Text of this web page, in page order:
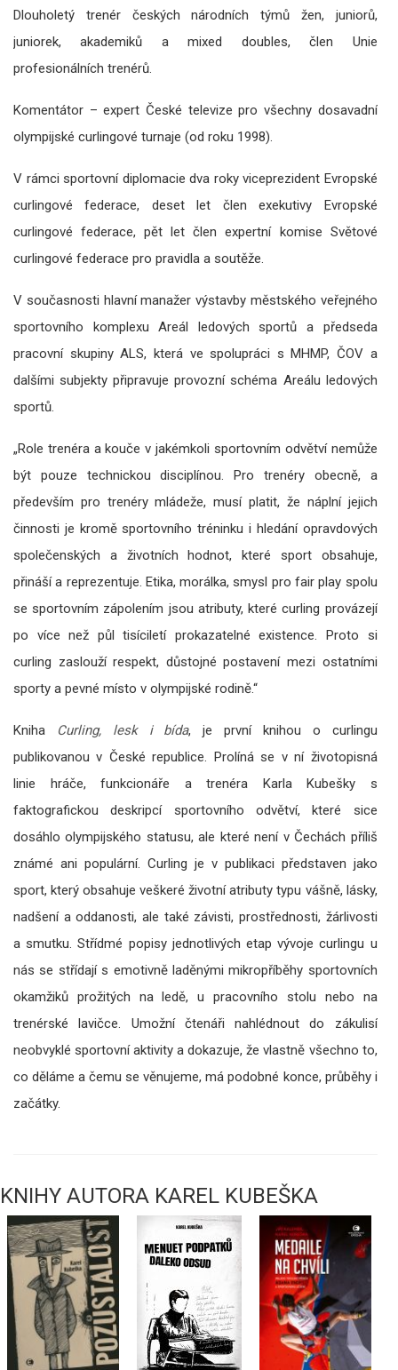
Dlouholetý trenér českých národních týmů žen, juniorů,
juniorek, akademiků a mixed doubles, člen Unie
profesionálních trenérů.
Komentátor – expert České televize pro všechny dosavadní
olympijské curlingové turnaje (od roku 1998).
V rámci sportovní diplomacie dva roky viceprezident Evropské
curlingové federace, deset let člen exekutivy Evropské
curlingové federace, pět let člen expertní komise Světové
curlingové federace pro pravidla a soutěže.
V současnosti hlavní manažer výstavby městského veřejného
sportovního komplexu Areál ledových sportů a předseda
pracovní skupiny ALS, která ve spolupráci s MHMP, ČOV a
dalšími subjekty připravuje provozní schéma Areálu ledových
sportů.
„Role trenéra a kouče v jakémkoli sportovním odvětví nemůže
být pouze technickou disciplínou. Pro trenéry obecně, a
především pro trenéry mládeže, musí platit, že náplní jejich
činnosti je kromě sportovního tréninku i hledání opravdových
společenských a životních hodnot, které sport obsahuje,
přináší a reprezentuje. Etika, morálka, smysl pro fair play spolu
se sportovním zápolením jsou atributy, které curling provázejí
po více než půl tisíciletí prokazatelné existence. Proto si
curling zaslouží respekt, důstojné postavení mezi ostatními
sporty a pevné místo v olympijské rodině.“
Kniha Curling, lesk i bída, je první knihou o curlingu
publikovanou v České republice. Prolíná se v ní životopisná
linie hráče, funkcionáře a trenéra Karla Kubešky s
faktografickou deskripcí sportovního odvětví, které sice
dosáhlo olympijského statusu, ale které není v Čechách příliš
známé ani populární. Curling je v publikaci představen jako
sport, který obsahuje veškeré životní atributy typu vášně, lásky,
nadšení a oddanosti, ale také závisti, prostřednosti, žárlivosti
a smutku. Střídmé popisy jednotlivých etap vývoje curlingu u
nás se střídají s emotivně laděnými mikropříběhy sportovních
okamžiků prožitých na ledě, u pracovního stolu nebo na
trenérské lavičce. Umožní čtenáři nahlédnout do zákulisí
neobvyklé sportovní aktivity a dokazuje, že vlastně všechno to,
co děláme a čemu se věnujeme, má podobné konce, průběhy i
začátky.
KNIHY AUTORA KAREL KUBEŠKA